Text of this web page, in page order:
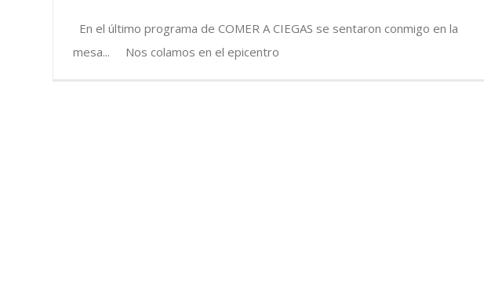
En el último programa de COMER A CIEGAS se sentaron conmigo en la
mesa... Nos colamos en el epicentro